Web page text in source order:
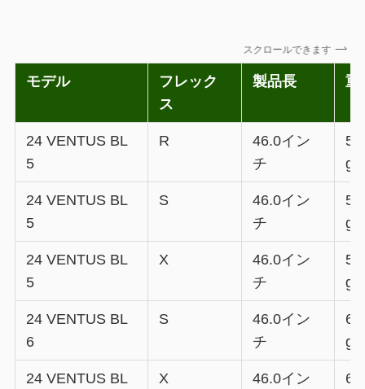
スクロールできます
モデル
フレック
ス
製品長 重
24 VENTUS BL
5
R
46.0イン
チ
g
24 VENTUS BL
5
S
46.0イン
チ
g
24 VENTUS BL
5
X
46.0イン
チ
g
24 VENTUS BL
6
S
46.0イン
チ
g
24 VENTUS BL
X
46.0イン